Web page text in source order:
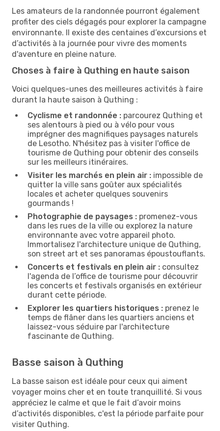
Les amateurs de la randonnée pourront également
profiter des ciels dégagés pour explorer la campagne
environnante. Il existe des centaines d’excursions et
d’activités à la journée pour vivre des moments
d'aventure en pleine nature.
Choses à faire à Quthing en haute saison
Voici quelques-unes des meilleures activités à faire
durant la haute saison à Quthing :
Cyclisme et randonnée : parcourez Quthing et
ses alentours à pied ou à vélo pour vous
imprégner des magnifiques paysages naturels
de Lesotho. N'hésitez pas à visiter l'office de
tourisme de Quthing pour obtenir des conseils
sur les meilleurs itinéraires.
Visiter les marchés en plein air : impossible de
quitter la ville sans goûter aux spécialités
locales et acheter quelques souvenirs
gourmands !
Photographie de paysages : promenez-vous
dans les rues de la ville ou explorez la nature
environnante avec votre appareil photo.
Immortalisez l'architecture unique de Quthing,
son street art et ses panoramas époustouflants.
Concerts et festivals en plein air : consultez
l'agenda de l’office de tourisme pour découvrir
les concerts et festivals organisés en extérieur
durant cette période.
Explorer les quartiers historiques : prenez le
temps de flâner dans les quartiers anciens et
laissez-vous séduire par l'architecture
fascinante de Quthing.
Basse saison à Quthing
La basse saison est idéale pour ceux qui aiment
voyager moins cher et en toute tranquillité. Si vous
appréciez le calme et que le fait d’avoir moins
d’activités disponibles, c'est la période parfaite pour
visiter Quthing.